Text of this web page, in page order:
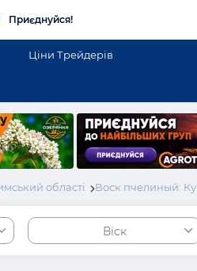
Приєднуйся!
Ціни Трейдерів
області Воск пчелиный:
Віск